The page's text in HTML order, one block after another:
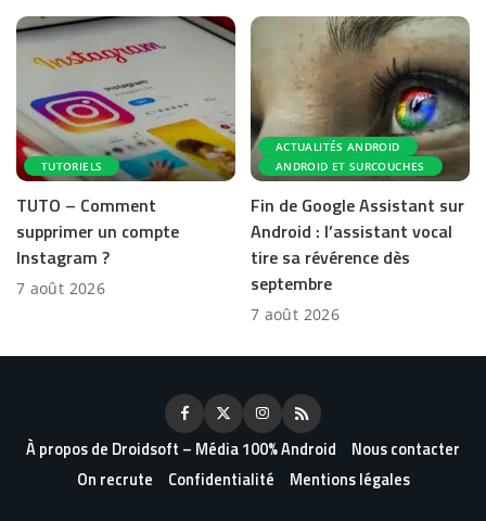
TUTORIELS
TUTO – Comment
supprimer un compte
Instagram ?
7 août 2026
ACTUALITÉS ANDROID
ANDROID ET SURCOUCHES
Fin de Google Assistant sur
Android : l’assistant vocal
tire sa révérence dès
septembre
7 août 2026
À propos de Droidsoft – Média 100% Android
Nous contacter
On recrute
Confidentialité Mentions légales